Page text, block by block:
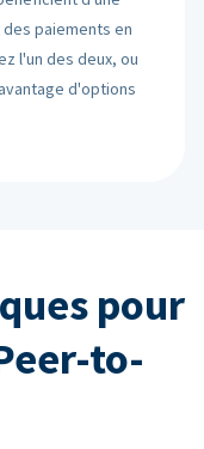
paiements en
l'un des deux, ou
d'options
pour
to-